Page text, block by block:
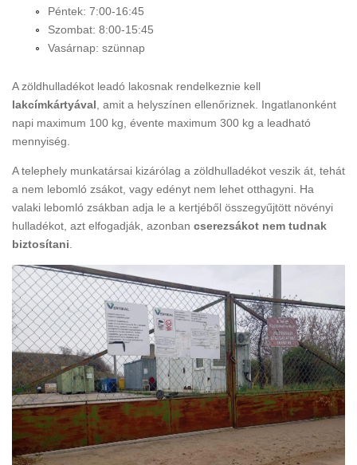
Péntek: 7:00-16:45
Szombat: 8:00-15:45
Vasárnap: szünnap
A zöldhulladékot leadó lakosnak rendelkeznie kell
lakcímkártyával , amit a helyszínen ellenőriznek. Ingatlanonként
napi maximum 100 kg, évente maximum 300 kg a leadható
mennyiség.
A telephely munkatársai kizárólag a zöldhulladékot veszik át, tehát
a nem lebomló zsákot, vagy edényt nem lehet otthagyni. Ha
valaki lebomló zsákban adja le a kertjéből összegyűjtött növényi
hulladékot, azt elfogadják, azonban cserezsákot nem tudnak
biztosítani